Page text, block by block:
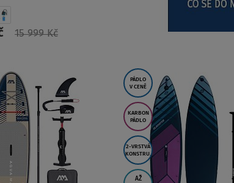
15 999 Kč
PÁDLO
V CENĚ
KARBON
PÁDLO
2-VRSTVÁ
KONSTRU.
AŽ